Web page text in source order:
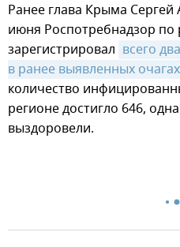
Ранее глава Крыма
июня Роспотребнадзор по
зарегистрировал всего
в ранее выявленных очагах
количество
регионе достигло 646,
выздоровели.